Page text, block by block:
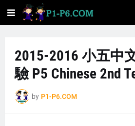
2015-2016 小五中
驗 P5 Chinese 2nd
by P1-P6.COM